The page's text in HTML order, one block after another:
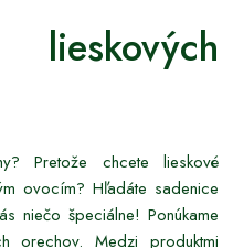
Pretože chcete lieskové
ovocím? Hľadáte sadenice
niečo špeciálne! Ponúkame
orechov. Medzi produktmi